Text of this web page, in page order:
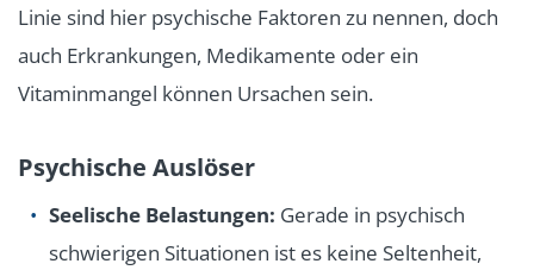
Linie sind hier psychische Faktoren zu nennen, doch
auch Erkrankungen, Medikamente oder ein
Vitaminmangel können Ursachen sein.
Psychische Auslöser
Seelische Belastungen: Gerade in psychisch
schwierigen Situationen ist es keine Seltenheit,